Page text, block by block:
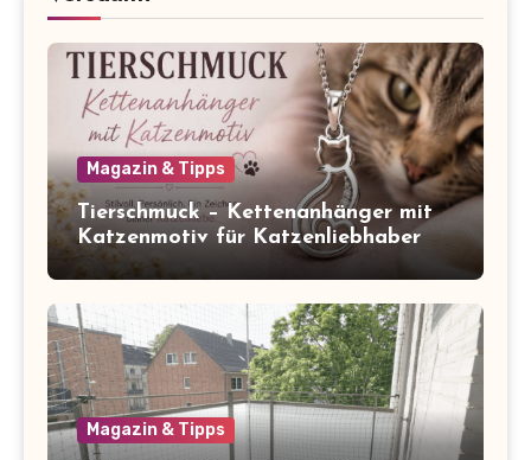
Magazin & Tipps
Tierschmuck – Kettenanhänger mit
Katzenmotiv für Katzenliebhaber
Magazin & Tipps